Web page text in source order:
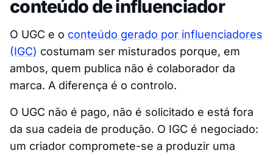
conteúdo de influenciador
O UGC e o conteúdo gerado por influenciadores
(IGC) costumam ser misturados porque, em
ambos, quem publica não é colaborador da
marca. A diferença é o controlo.
O UGC não é pago, não é solicitado e está fora
da sua cadeia de produção. O IGC é negociado:
um criador compromete-se a produzir uma